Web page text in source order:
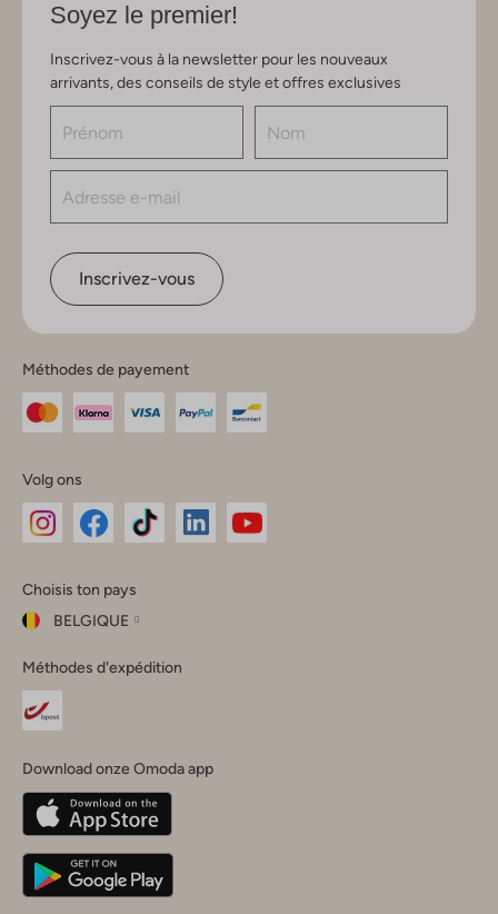
Soyez le premier!
Inscrivez-vous à la newsletter pour les nouveaux
arrivants, des conseils de style et offres exclusives
Inscrivez-vous
Méthodes de payement
Volg ons
Instagram
Facebook
TikTok
Choisis ton pays
BELGIQUE
ton
pays
Fermer
Belgique(Français)
Deutschland
Méthodes d'expédition
Download onze Omoda app